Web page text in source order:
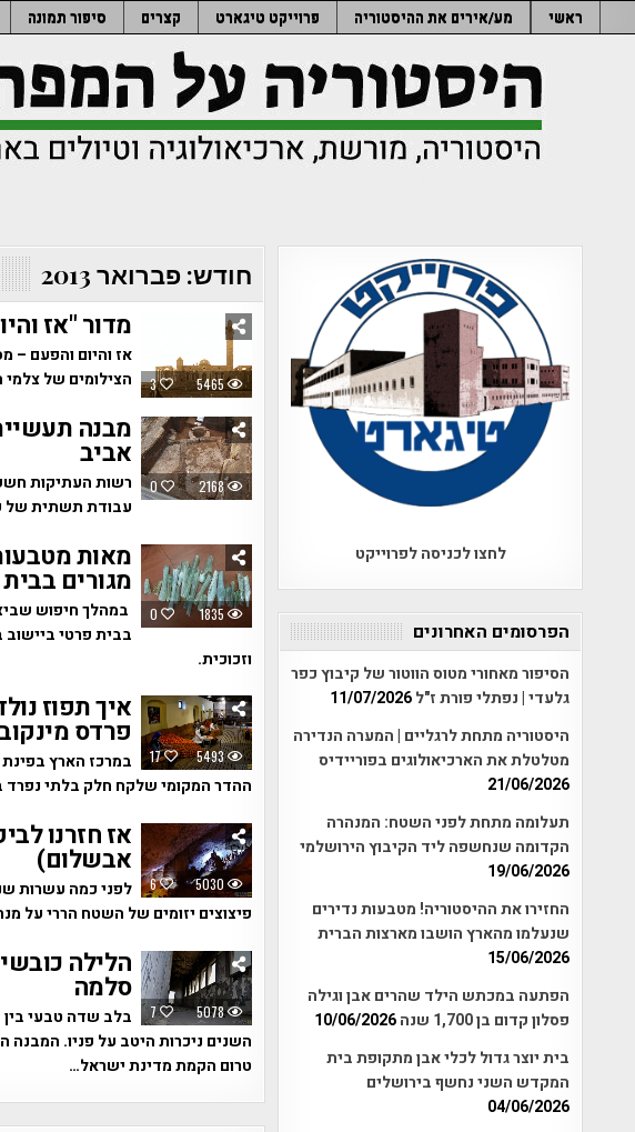
to
ראשי מע/אירים את ההיסטוריה פרוייקט טיגארט קצרים סיפור תמונה
חודש:פברואר 2013
3 5465
מדור "אז
הצילומים של
0 2168
מבנה
אביב
רשות העתיקות
עבודת תשתית של
0 1835
מאות
מגורים
במהלך חיפוש
בבית פרטי
וזכוכית.
17 5493
איך תפוז
פרדס
במרכז הארץ
ההדר המקומי שלקח חלק בלתי
6 5030
אז חזרנו
אבשלום)
פיצוצים יזומים של השטח הררי על
7 5078
הלילה
סלמה
בלב שדה טבעי
השנים ניכרות היטב על פניו. המבנה
טרום הקמת מדינת ישראל…
לחצו לכניסה לפרוייקט
הפרסומים האחרונים
הסיפור מאחורי מטוס הווטור של קיבוץ כפר
גלעדי | נפתלי פורת ז"ל11/07/2026
היסטוריה מתחת לרגליים | המערה הנדירה
מטלטלת את הארכיאולוגים בפוריידיס
21/06/2026
תעלומה מתחת לפני השטח: המנהרה
הקדומה שנחשפה ליד הקיבוץ הירושלמי
19/06/2026
החזירו את ההיסטוריה! מטבעות נדירים
שנעלמו מהארץ הושבו מארצות הברית
15/06/2026
הפתעה במכתש הילד שהרים אבן וגילה
פסלון קדום בן 1,700 שנה
10/06/2026
בית יוצר גדול לכלי אבן מתקופת בית
המקדש השני נחשף בירושלים
04/06/2026